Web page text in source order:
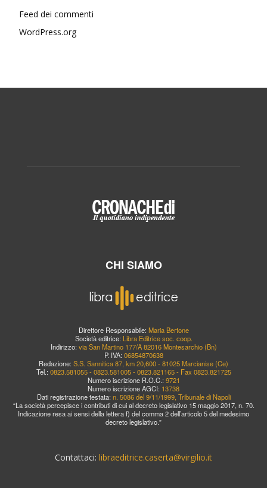
Feed dei commenti
WordPress.org
CHI SIAMO
Direttore Responsabile: Maria Bertone
Società editrice: Libra Editrice soc. coop.
Indirizzo: via San Martino 177/A 82016 Montesarchio (Bn)
P. IVA: 06854870638
Redazione: S.S. Sannitica 87, km 20,600 - 81025 Marcianise (Ce)
Tel.: 0823.581055 - 0823.581005 - 0823.821165 - Fax 0823.821725
Numero iscrizione R.O.C.: 9721
Numero iscrizione AGCI: 13738
Dati registrazione testata: n. 5086 del 9/11/1999, Tribunale di Napoli
“La società percepisce i contributi di cui al decreto legislativo 15 maggio 2017, n. 70.
Indicazione resa ai sensi della lettera f) del comma 2 dell’articolo 5 del medesimo
decreto legislativo.”
Contattaci: libraeditrice.caserta@virgilio.it